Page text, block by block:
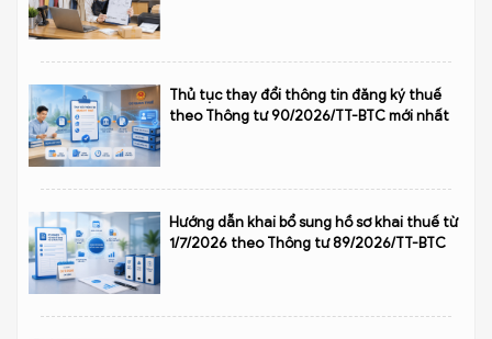
Thủ tục thay đổi thông tin đăng ký thuế
theo Thông tư 90/2026/TT-BTC mới nhất
Hướng dẫn khai bổ sung hồ sơ khai thuế từ
1/7/2026 theo Thông tư 89/2026/TT-BTC